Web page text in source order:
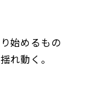
始めるもの
れ動く。